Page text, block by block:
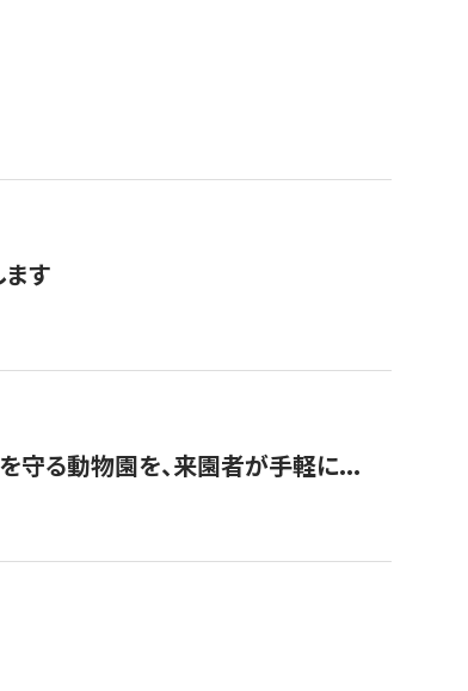
ます
守る動物園を、来園者が手軽に...